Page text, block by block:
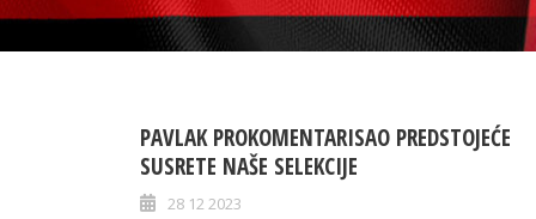
PAVLAK PROKOMENTARISAO PREDSTOJEĆE
SUSRETE NAŠE SELEKCIJE
28 12 2023